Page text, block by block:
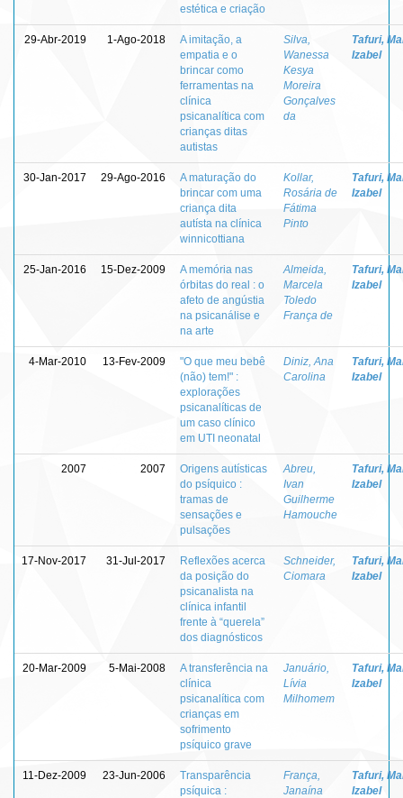
estética e criação
29-Abr-2019 1-Ago-2018
A imitação, a
empatia e o
brincar como
ferramentas na
clínica
psicanalítica com
crianças ditas
autistas
Silva,
Wanessa
Kesya
Moreira
Gonçalves
da
Tafuri,
Izabel
30-Jan-2017 29-Ago-2016
A maturação do
brincar com uma
criança dita
autísta na clínica
winnicottiana
Kollar,
Rosária de
Fátima
Pinto
Tafuri,
Izabel
25-Jan-2016 15-Dez-2009
A memória nas
órbitas do real : o
afeto de angústia
na psicanálise e
na arte
Almeida,
Marcela
Toledo
França de
Tafuri,
Izabel
4-Mar-2010 13-Fev-2009
"O que meu bebê
(não) tem!" :
explorações
psicanalíticas de
um caso clínico
em UTI neonatal
Diniz, Ana
Carolina
Tafuri,
Izabel
2007 2007
Origens autísticas
do psíquico :
tramas de
sensações e
pulsações
Abreu,
Ivan
Guilherme
Hamouche
Tafuri,
Izabel
17-Nov-2017 31-Jul-2017
Reflexões acerca
da posição do
psicanalista na
clínica infantil
frente à “querela”
dos diagnósticos
Schneider,
Ciomara
Tafuri,
Izabel
20-Mar-2009 5-Mai-2008
A transferência na
clínica
psicanalítica com
crianças em
sofrimento
psíquico grave
Januário,
Lívia
Milhomem
Tafuri,
Izabel
11-Dez-2009 23-Jun-2006
Transparência
psíquica :
França,
Janaína
Tafuri,
Izabel